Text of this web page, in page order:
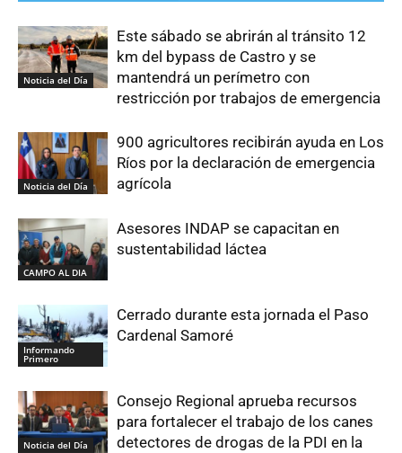
Noticia del Día
Este sábado se abrirán al tránsito 12
km del bypass de Castro y se
mantendrá un perímetro con
restricción por trabajos de emergencia
Noticia del Día
900 agricultores recibirán ayuda en Los
Ríos por la declaración de emergencia
agrícola
CAMPO AL DIA
Asesores INDAP se capacitan en
sustentabilidad láctea
Informando
Primero
Cerrado durante esta jornada el Paso
Cardenal Samoré
Noticia del Día
Consejo Regional aprueba recursos
para fortalecer el trabajo de los canes
detectores de drogas de la PDI en la